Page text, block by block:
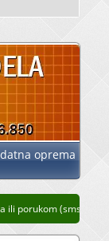
oprema
(sms, whatsup,